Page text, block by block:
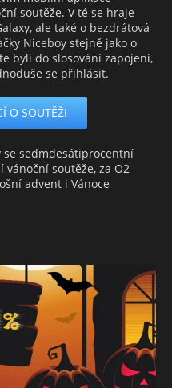
soutěže. V té se hraje
ale také o bezdrátová
Niceboy stejně jako o
byli do slosování zapojeni,
se přihlásit.
O SOUTĚŽI
sedmdesátiprocentní
soutěže, za O2
advent i Vánoce